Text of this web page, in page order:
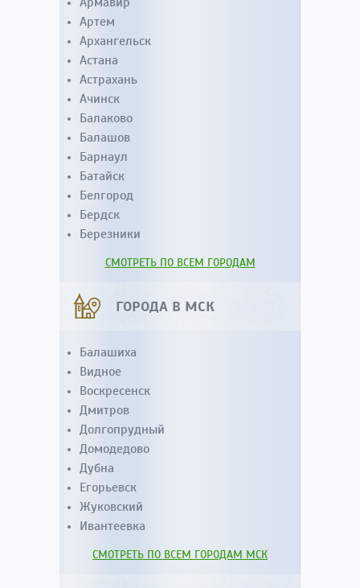
Артем
Архангельск
Астана
Астрахань
Ачинск
Балаково
Балашов
Барнаул
Батайск
Белгород
Бердск
Березники
СМОТРЕТЬ ПО ВСЕМ ГОРОДАМ
ГОРОДА В МСК
Балашиха
Видное
Воскресенск
Дмитров
Долгопрудный
Домодедово
Дубна
Егорьевск
Жуковский
Ивантеевка
СМОТРЕТЬ ПО ВСЕМ ГОРОДАМ МСК